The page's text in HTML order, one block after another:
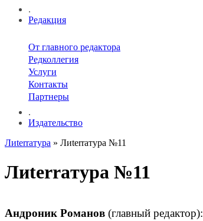
.
Редакция
От главного редактора
Редколлегия
Услуги
Контакты
Партнеры
.
Издательство
Лиterraтура » Лиterraтура №11
Лиterraтура №11
Андроник Романов (главный редактор):